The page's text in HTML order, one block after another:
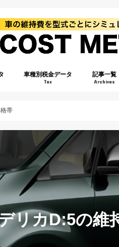
車種別税金データ
Tax
記事一覧
Archives
帯
リカD:5の維